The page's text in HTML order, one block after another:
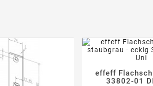
 
effeff
33802-01